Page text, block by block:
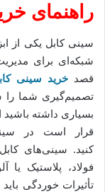
راهنمای
سینی کابل یکی از
شبکه‌ای برای
قصد خرید سینی
تصمیم‌گیری شما را
بسیاری داشته
قرار است در
کنید. سینی‌های
فولاد، پلاستیک
تأثیرات خوردگی